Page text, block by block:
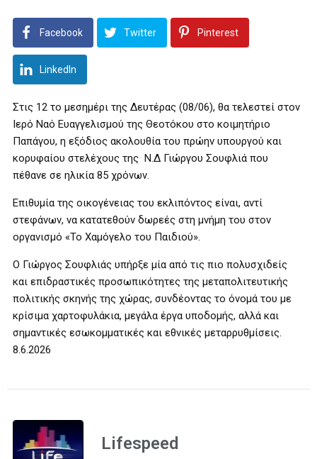
Facebook Twitter Pinterest
LinkedIn
Στις 12 το μεσημέρι της Δευτέρας (08/06), θα τελεστεί στον
Ιερό Ναό Ευαγγελισμού της Θεοτόκου στο κοιμητήριο
Παπάγου, η εξόδιος ακολουθία του πρώην υπουργού και
κορυφαίου στελέχους της Ν.Δ Γιώργου Σουφλιά που
πέθανε σε ηλικία 85 χρόνων.
Επιθυμία της οικογένειας του εκλιπόντος είναι, αντί
στεφάνων, να κατατεθούν δωρεές στη μνήμη του στον
οργανισμό «Το Χαμόγελο του Παιδιού».
Ο Γιώργος Σουφλιάς υπήρξε μία από τις πιο πολυσχιδείς
και επιδραστικές προσωπικότητες της μεταπολιτευτικής
πολιτικής σκηνής της χώρας, συνδέοντας το όνομά του με
κρίσιμα χαρτοφυλάκια, μεγάλα έργα υποδομής, αλλά και
σημαντικές εσωκομματικές και εθνικές μεταρρυθμίσεις.
8.6.2026
Lifespeed